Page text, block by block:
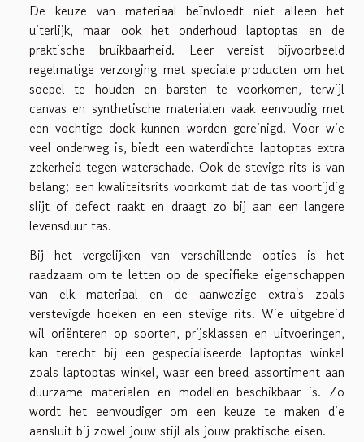
De keuze van materiaal beïnvloedt niet alleen het
uiterlijk, maar ook het onderhoud laptoptas en de
praktische bruikbaarheid. Leer vereist bijvoorbeeld
regelmatige verzorging met speciale producten om het
soepel te houden en barsten te voorkomen, terwijl
canvas en synthetische materialen vaak eenvoudig met
een vochtige doek kunnen worden gereinigd. Voor wie
veel onderweg is, biedt een waterdichte laptoptas extra
zekerheid tegen waterschade. Ook de stevige rits is van
belang; een kwaliteitsrits voorkomt dat de tas voortijdig
slijt of defect raakt en draagt zo bij aan een langere
levensduur tas.
Bij het vergelijken van verschillende opties is het
raadzaam om te letten op de specifieke eigenschappen
van elk materiaal en de aanwezige extra's zoals
verstevigde hoeken en een stevige rits. Wie uitgebreid
wil oriënteren op soorten, prijsklassen en uitvoeringen,
kan terecht bij een gespecialiseerde laptoptas winkel
zoalslaptoptas winkel, waar een breed assortiment aan
duurzame materialen en modellen beschikbaar is. Zo
wordt het eenvoudiger om een keuze te maken die
aansluit bij zowel jouw stijl als jouw praktische eisen.